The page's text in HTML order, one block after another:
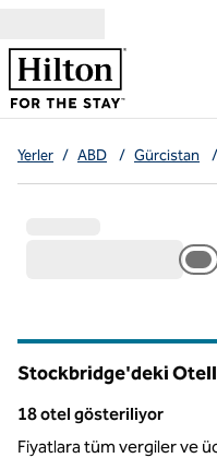
Yerler / ABD / Gürcistan /
Stockbridge'deki
18 otel gösteriliyor
18 otel gösteriliyor
Fiyatlara tüm vergiler ve